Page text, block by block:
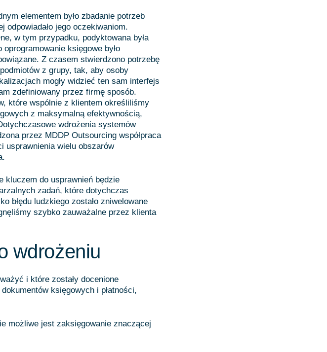
elementem było zbadanie potrzeb
odpowiadało jego oczekiwaniom.
w tym przypadku, podyktowana była
księgowe było
Z czasem stwierdzono potrzebę
z grupy, tak, aby osoby
mogły widzieć ten sam interfejs
zdefiniowany przez firmę sposób.
które wspólnie z klientem określiliśmy
z maksymalną efektywnością,
wdrożenia systemów
przez MDDP Outsourcing współpraca
usprawnienia wielu obszarów
kluczem do usprawnień będzie
zadań, które dotychczas
błędu ludzkiego zostało zniwelowane
szybko zauważalne przez klienta
wdrożeniu
i które zostały docenione
księgowych i płatności,
możliwe jest zaksięgowanie znaczącej